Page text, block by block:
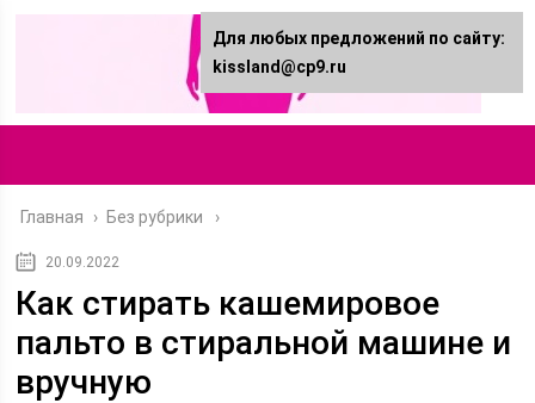
Главная › Без рубрики
20.09.2022
Как стирать кашемировое
пальто в стиральной машине и
вручную
Для любых предложений по сайту:
kissland@cp9.ru